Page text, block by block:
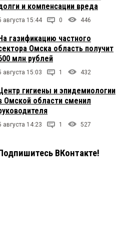
и компенсации вреда
августа 15:44 0 446
газификацию частного
Омска область получит
млн рублей
августа 15:03 1 432
гигиены и эпидемиологии
Омской области сменил
августа 14:23 1 527
ВКонтакте!